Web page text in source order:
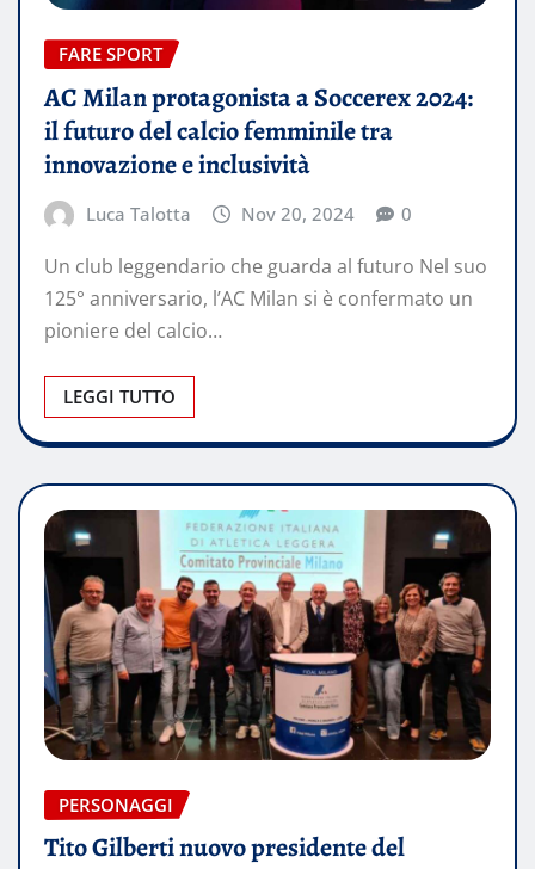
FARE SPORT
AC Milan protagonista a Soccerex 2024:
il futuro del calcio femminile tra
innovazione e inclusività
Luca Talotta Nov 20, 2024 0
Un club leggendario che guarda al futuro Nel suo
125° anniversario, l’AC Milan si è confermato un
pioniere del calcio…
LEGGI TUTTO
PERSONAGGI
Tito Gilberti nuovo presidente del